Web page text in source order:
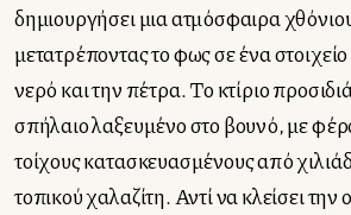
δημιουργήσει μια ατμόσφαιρα
μετατρέποντας το φως σε ένα
νερό και την πέτρα. Το κτίριο
σπήλαιο λαξευμένο στο βουνό, με
τοίχους κατασκευασμένους από
τοπικού χαλαζίτη. Αντί να κλείσει